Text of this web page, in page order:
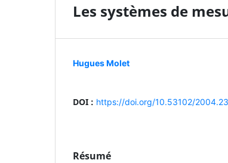
Les systèmes de
Hugues Molet
DOI : https://doi.org/10.53102/
Résumé